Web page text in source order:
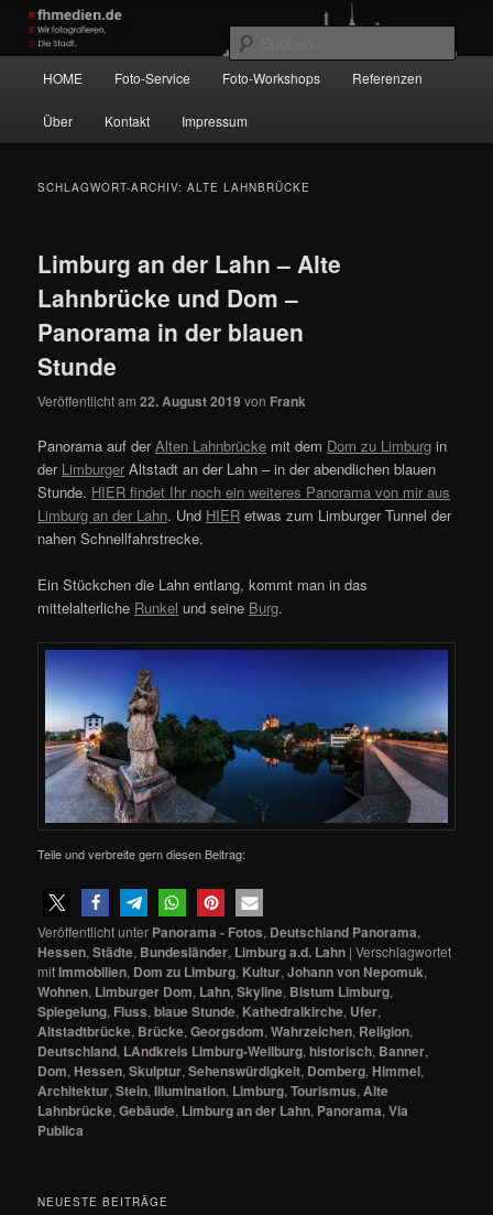
Zum
primären
Inhalt
springen
Zum
sekundären
Inhalt
springen
Wir fotografieren die Hauptstadt!
HOME Foto-Service Foto-Workshops Referenzen
Über Kontakt Impressum
SCHLAGWORT-ARCHIV:ALTE LAHNBRÜCKE
Limburg an der Lahn – Alte
Lahnbrücke und Dom –
Panorama in der blauen
Stunde
Veröffentlicht am22. August 2019 von Frank
Panorama auf derAlten Lahnbrücke mit dem Dom zu Limburg in
der Limburger Altstadt an der Lahn – in der abendlichen blauen
Stunde. HIER findet Ihr noch ein weiteres Panorama von mir aus
Limburg an der Lahn. Und HIER etwas zum Limburger Tunnel der
nahen Schnellfahrstrecke.
Ein Stückchen die Lahn entlang, kommt man in das
mittelalterliche Runkel und seine Burg.
Teile und verbreite gern diesen Beitrag:
Veröffentlicht unter Panorama - Fotos, Deutschland Panorama,
Hessen,Städte, Bundesländer, Limburg a.d. Lahn |Verschlagwortet
mitImmobilien, Dom zu Limburg, Kultur,Johann von Nepomuk,
Wohnen, Limburger Dom, Lahn,Skyline, Bistum Limburg,
Spiegelung, Fluss,blaue Stunde, Kathedralkirche, Ufer,
Altstadtbrücke, Brücke,Georgsdom,Wahrzeichen, Religion,
Deutschland, LAndkreis Limburg-Weilburg,historisch, Banner,
Dom, Hessen,Skulptur,Sehenswürdigkeit, Domberg, Himmel,
Architektur,Stein,Illumination, Limburg,Tourismus, Alte
Lahnbrücke,Gebäude, Limburg an der Lahn, Panorama,Via
Publica
NEUESTE BEITRÄGE